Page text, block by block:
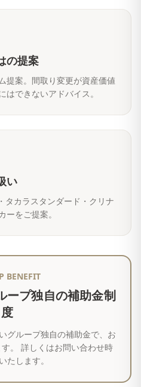
の提案
提案。間取り変更が資産価値
はできないアドバイス。
い
タカラスタンダード・クリナ
ーをご提案。
BENEFIT
ープ独自の補助金制
度
グループ独自の補助金で、お
。 詳しくはお問い合わせ時
たします。